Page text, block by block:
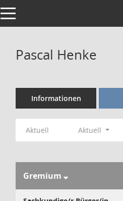
Toggle navigation
Pascal Henke
Informationen
Aktuell Aktuell
Gremium